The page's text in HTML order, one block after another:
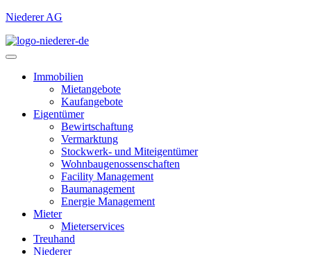
Niederer AG
Immobilien
Mietangebote
Kaufangebote
Eigentümer
Bewirtschaftung
Vermarktung
Stockwerk- und Miteigentümer
Wohnbaugenossenschaften
Facility Management
Baumanagement
Energie Management
Mieter
Mieterservices
Treuhand
Niederer